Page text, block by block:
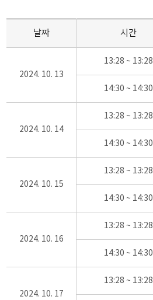
날짜 시간
2024. 10. 13
13:28 ~ 13:28
14:30 ~ 14:30
2024. 10. 14
13:28 ~ 13:28
14:30 ~ 14:30
2024. 10. 15
13:28 ~ 13:28
14:30 ~ 14:30
2024. 10. 16
13:28 ~ 13:28
14:30 ~ 14:30
2024. 10. 17
13:28 ~ 13:28